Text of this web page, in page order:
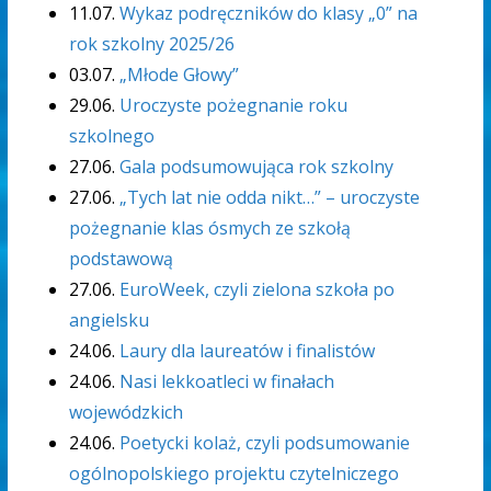
11.07. Wykaz podręczników do klasy „0” na
rok szkolny 2025/26
03.07. „Młode Głowy”
29.06. Uroczyste pożegnanie roku
szkolnego
27.06. Gala podsumowująca rok szkolny
27.06. „Tych lat nie odda nikt…” – uroczyste
pożegnanie klas ósmych ze szkołą
podstawową
27.06. EuroWeek, czyli zielona szkoła po
angielsku
24.06. Laury dla laureatów i finalistów
24.06. Nasi lekkoatleci w finałach
wojewódzkich
24.06. Poetycki kolaż, czyli podsumowanie
ogólnopolskiego projektu czytelniczego